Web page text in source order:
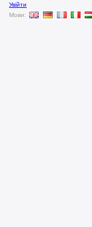
Увійти
Мови: